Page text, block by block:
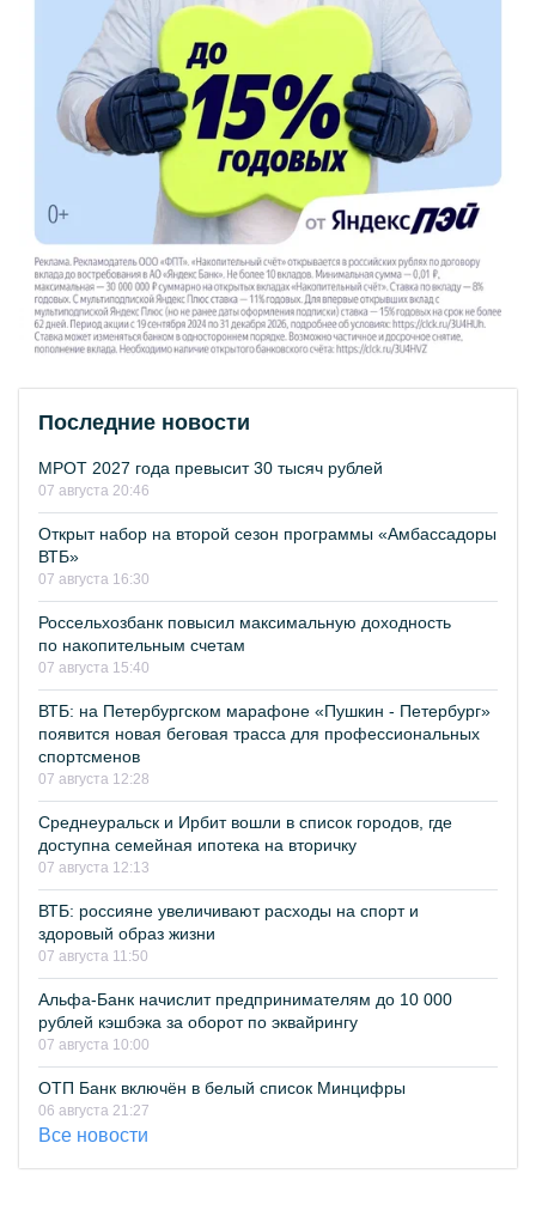
Последние новости
МРОТ 2027 года превысит 30 тысяч рублей
07 августа 20:46
Открыт набор на второй сезон программы «Амбассадоры
ВТБ»
07 августа 16:30
Россельхозбанк повысил максимальную доходность
по накопительным счетам
07 августа 15:40
ВТБ: на Петербургском марафоне «Пушкин - Петербург»
появится новая беговая трасса для профессиональных
спортсменов
07 августа 12:28
Среднеуральск и Ирбит вошли в список городов, где
доступна семейная ипотека на вторичку
07 августа 12:13
ВТБ: россияне увеличивают расходы на спорт и
здоровый образ жизни
07 августа 11:50
Альфа-Банк начислит предпринимателям до 10 000
рублей кэшбэка за оборот по эквайрингу
07 августа 10:00
ОТП Банк включён в белый список Минцифры
06 августа 21:27
Все новости